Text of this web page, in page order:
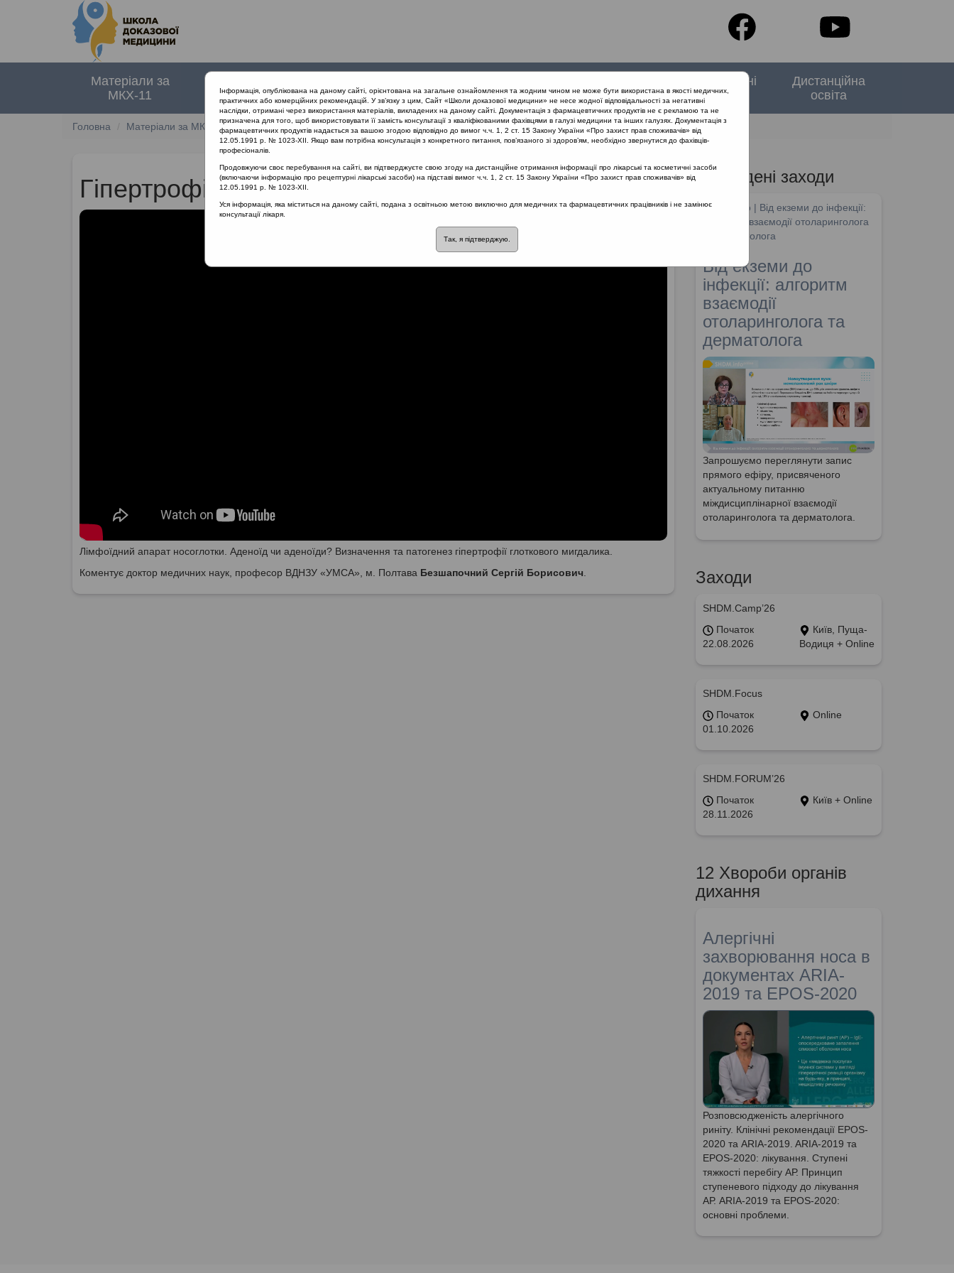
Матеріали за
МКХ-11
документи
заходи
проекту
Спеціальні
випуски
Дистанційна
освіта
Головна Матеріали за МКХ-11 12 Хвороби органів дихання Гіпертрофія глоткового мигдалика: Назофарингіт
Гіпертрофія глоткового мигдалика: Назофарингіт
Лімфоїдний апарат носоглотки. Аденоїд чи аденоїди? Визначення та патогенез гіпертрофії глоткового мигдалика.
Коментує доктор медичних наук, професор ВДНЗУ «УМСА», м. Полтава Безшапочний Сергій Борисович
Проведені заходи
SHDM.info | Від екземи до інфекції:
алгоритм взаємодії отоларинголога
та дерматолога
Від екземи до
інфекції: алгоритм
взаємодії
отоларинголога та
дерматолога
Запрошуємо переглянути запис
прямого ефіру, присвяченого
актуальному питанню
міждисциплінарної взаємодії
отоларинголога та дерматолога.
Заходи
SHDM.Camp’26
Початок
22.08.2026
Київ, Пуща-
Водиця + Online
SHDM.Focus
Початок
01.10.2026
Online
SHDM.FORUM’26
Початок
28.11.2026
Київ + Online
12 Хвороби органів
дихання
Алергічні
захворювання носа в
документах ARIA-
2019 та EPOS-2020
Розповсюдженість алергічного
риніту. Клінічні рекомендації EPOS-
2020 та ARIA-2019. ARIA-2019 та
EPOS-2020: лікування. Ступені
тяжкості перебігу АР. Принцип
ступеневого підходу до лікування
АР. ARIA-2019 та EPOS-2020:
основні проблеми.
Інформація, опублікована на даному сайті, орієнтована на загальне ознайомлення та жодним чином не може бути використана в якості медичних,
практичних або комерційних рекомендацій. У зв’язку з цим, Сайт «Школи доказової медицини» не несе жодної відповідальності за негативні
наслідки, отримані через використання матеріалів, викладених на даному сайті. Документація з фармацевтичних продуктів не є рекламою та не
призначена для того, щоб використовувати її замість консультації з кваліфікованими фахівцями в галузі медицини та інших галузях. Документація з
фармацевтичних продуктів надається за вашою згодою відповідно до вимог ч.ч. 1, 2 ст. 15 Закону України «Про захист прав споживачів» від
12.05.1991 р. № 1023-XII. Якщо вам потрібна консультація з конкретного питання, пов’язаного зі здоров’ям, необхідно звернутися до фахівців-
професіоналів.
Продовжуючи своє перебування на сайті, ви підтверджуєте свою згоду на дистанційне отримання інформації про лікарські та косметичні засоби
(включаючи інформацію про рецептурні лікарські засоби) на підставі вимог ч.ч. 1, 2 ст. 15 Закону України «Про захист прав споживачів» від
12.05.1991 р. № 1023-XII.
Уся інформація, яка міститься на даному сайті, подана з освітньою метою виключно для медичних та фармацевтичних працівників і не замінює
консультації лікаря.
Так, я підтверджую.